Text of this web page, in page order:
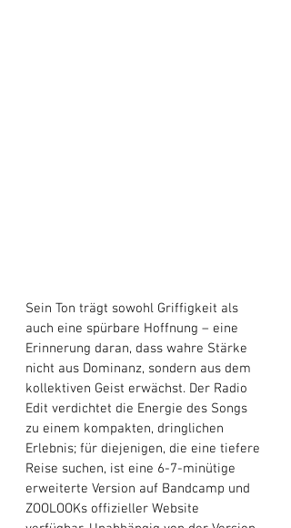
Sein Ton trägt sowohl Griffigkeit als
auch eine spürbare Hoffnung – eine
Erinnerung daran, dass wahre Stärke
nicht aus Dominanz, sondern aus dem
kollektiven Geist erwächst. Der Radio
Edit verdichtet die Energie des Songs
zu einem kompakten, dringlichen
Erlebnis; für diejenigen, die eine tiefere
Reise suchen, ist eine 6-7-minütige
erweiterte Version auf Bandcamp und
ZOOLOOKs offizieller Website